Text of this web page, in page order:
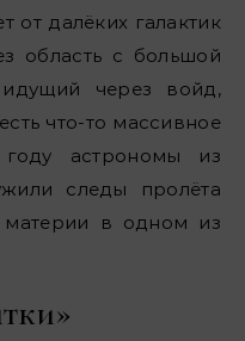
от далёких галактик
область с большой
идущий через войд,
что-то массивное
астрономы из
следы пролёта
материи в одном из